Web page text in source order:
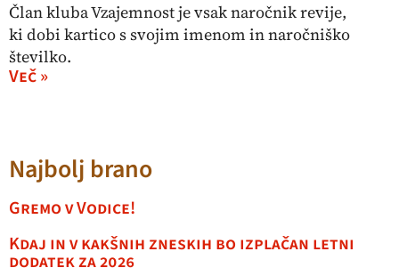
Član kluba Vzajemnost je vsak naročnik revije,
ki dobi kartico s svojim imenom in naročniško
številko.
Več »
Najbolj brano
Gremo v Vodice!
Kdaj in v kakšnih zneskih bo izplačan letni
dodatek za 2026